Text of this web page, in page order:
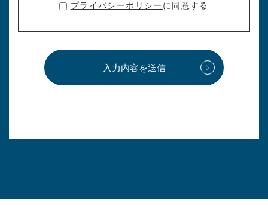
プライバシーポリシー に同意する
入力内容を送信